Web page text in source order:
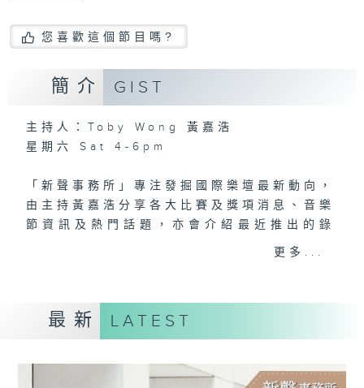
您喜歡這個節目嗎?
簡介 GIST
主持人：Toby Wong 黃嘉浩
星期六 Sat 4-6pm
「新聲事務所」專注發掘國際樂壇最新動向，
由主持黃嘉浩分享各大比賽及獎項消息、音樂
節資訊及熱門話題，亦會介紹最近推出的錄
「新碟調查組」：對樂迷來說，能在聆聽的過
程中理解作品的脈絡，聽到演譯裡的特點，從
中理解到演出者的想法，是回味無窮的個人體
驗。然而，要得出自己的判斷並不容易。所以
更多...
最新 LATEST